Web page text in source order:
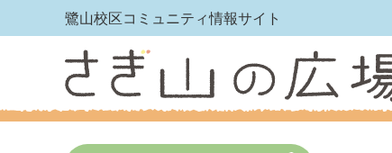
鷺山校区コミュニティ情報サイト